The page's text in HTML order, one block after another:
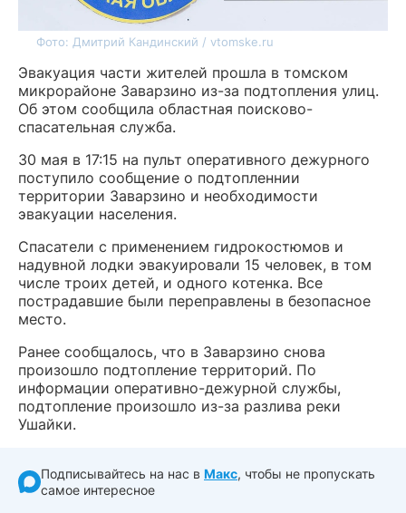
Фото: Дмитрий Кандинский / vtomske.ru
Эвакуация части жителей прошла в томском
микрорайоне Заварзино из-за подтопления улиц.
Об этом сообщила областная поисково-
спасательная служба.
30 мая в 17:15 на пульт оперативного дежурного
поступило сообщение о подтопленнии
территории Заварзино и необходимости
эвакуации населения.
Спасатели с применением гидрокостюмов и
надувной лодки эвакуировали 15 человек, в том
числе троих детей, и одного котенка. Все
пострадавшие были переправлены в безопасное
место.
Ранее сообщалось, что в Заварзино снова
произошло подтопление территорий. По
информации оперативно-дежурной службы,
подтопление произошло из-за разлива реки
Ушайки.
Подписывайтесь на нас в Макс, чтобы не пропускать
самое интересное